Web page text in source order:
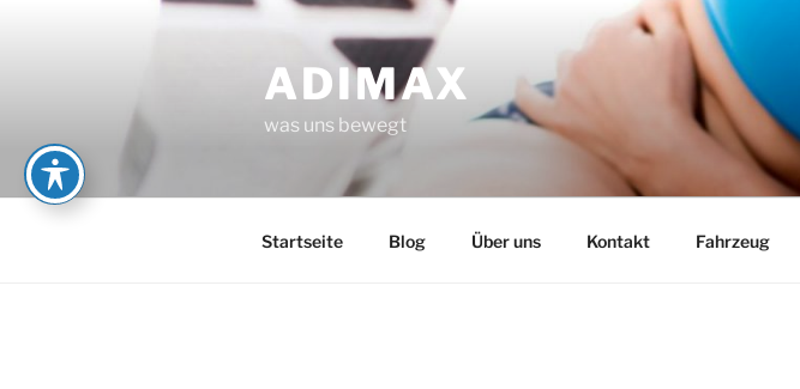
ADIMAX
was uns bewegt
Startseite Blog Über uns Kontakt Fahrzeug